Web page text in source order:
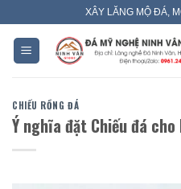
content
XÂY LĂNG MỘ ĐÁ,
CHIẾU RỒNG ĐÁ
Ý nghĩa đặt Chiếu đá